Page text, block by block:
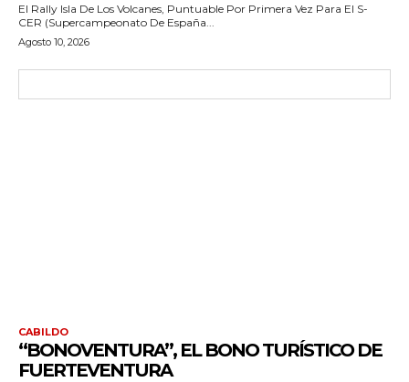
El Rally Isla De Los Volcanes, Puntuable Por Primera Vez Para El S-
CER (Supercampeonato De España...
Agosto 10, 2026
CABILDO
“BONOVENTURA”, EL BONO TURÍSTICO DE
FUERTEVENTURA